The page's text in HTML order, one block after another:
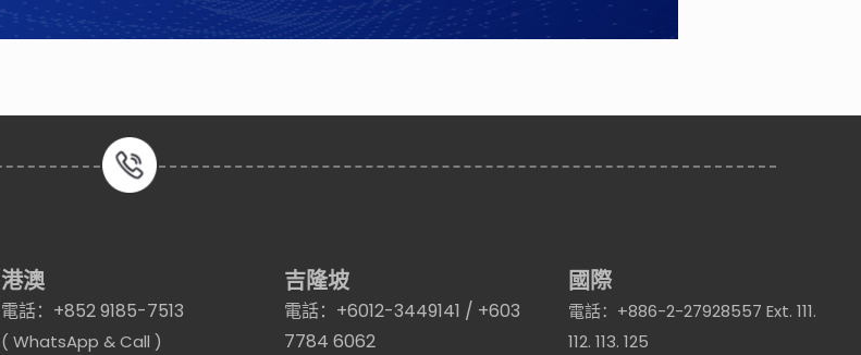
港澳
電話：+852 9185-7513
( WhatsApp & Call )
吉隆坡
電話：+6012-3449141 / +603
7784 6062
國際
電話：+886-2-27928557 Ext. 111.
112. 113. 125